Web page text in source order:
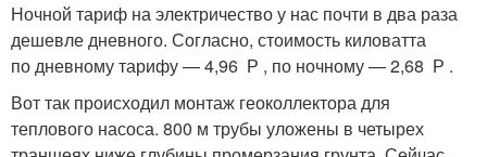
Ночной тариф на электричество у нас почти в два раза
дешевле дневного. Согласно, стоимость киловатта
по дневному тарифу — 4,96 Р , по ночному — 2,68 Р .
Вот так происходил монтаж геоколлектора для
теплового насоса. 800 м трубы уложены в четырех